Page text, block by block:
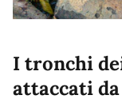
I tronchi
attaccati